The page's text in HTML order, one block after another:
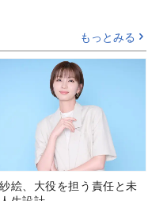
もっとみる
絵、大役を担う責任と未